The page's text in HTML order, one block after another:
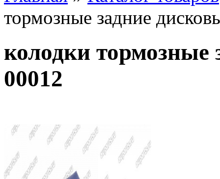
тормозные задние
колодки тормозные
00012